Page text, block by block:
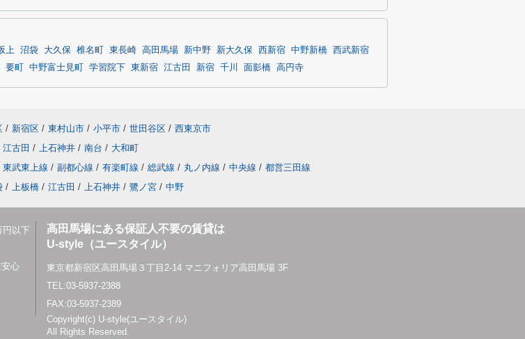
上 沼袋 大久保 椎名町 東長崎 高田馬場 新中野 新大久保 西新宿 中野新橋
西武新宿
要町 中野富士見町 学習院下 東新宿 江古田 新宿 千川 面影橋 高円寺
/ 新宿区 / 東村山市 / 小平市 / 世田谷区 / 西東京市
江古田 / 上石神井 / 南台 / 大和町
東武東上線 / 副都心線 / 有楽町線 / 総武線 / 丸ノ内線 / 中央線 / 都営三田線
/ 上板橋 / 江古田 / 上石神井 / 鷺ノ宮 / 中野
円以下
心
高田馬場にある保証人不要の賃貸は
U-style（ユースタイル）
東京都新宿区高田馬場３丁目2-14 マニフォリア高田馬場 3F
TEL:03-5937-2388
FAX:03-5937-2389
Copyright(c) U-style(ユースタイル)
All Rights Reserved.